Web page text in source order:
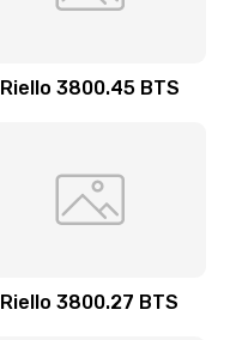
Riello 3800.45 BTS
Riello 3800.27 BTS